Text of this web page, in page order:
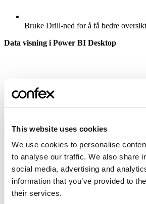
This website uses cookies
We use cookies to personalise
to analyse our traffic. We also share
social media, advertising and
information that you’ve provided to
their services.
Bruke Drill-ned for å få bedre
Data visning i Power BI Desktop